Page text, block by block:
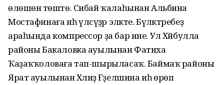
өлөшөнә төштө. Сибай ҡалаһынан Альбина
Мостафинаға иһә үлсәүҙәр эләкте. Бүләктәребеҙ
араһында компрессор ҙа бар ине. Ул Хәйбулла
районы Бакаловка ауылынан Фатиха
Ҡаҙаҡҡоловаға тап-шырыласаҡ. Баймаҡ районы
Ярат ауылынан Хәлиҙә Ғәҙелшина иһә өрөп